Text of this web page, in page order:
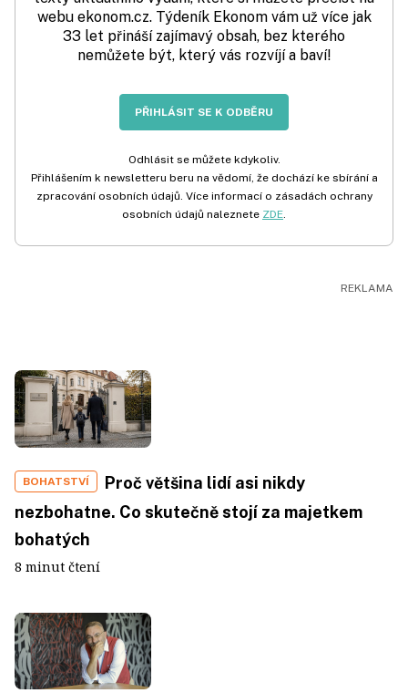
webu ekonom.cz. Týdeník Ekonom vám už více jak
33 let přináší zajímavý obsah, bez kterého
nemůžete být, který vás rozvíjí a baví!
PŘIHLÁSIT SE K ODBĚRU
Odhlásit se můžete kdykoliv.
Přihlášením k newsletteru beru na vědomí, že dochází ke sbírání a
zpracování osobních údajů. Více informací o zásadách ochrany
osobních údajů naleznete ZDE.
BOHATSTVÍ
Proč většina lidí asi nikdy
nezbohatne. Co skutečně stojí za majetkem
bohatých
8 minut čtení